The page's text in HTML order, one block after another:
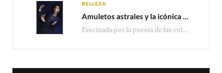
BELLEZA
Amuletos astrales y la icónica colección Zodiaque de Van Cleef & Arpels
Fascinada por la poesía de las estrellas, la Maison Van Cleef & Arpels celebra la llegada de las…